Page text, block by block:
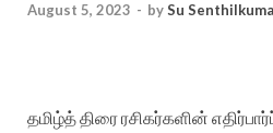
August 5, 2023 - bySu
தமிழ்த் திரை ரசிகர்களின்